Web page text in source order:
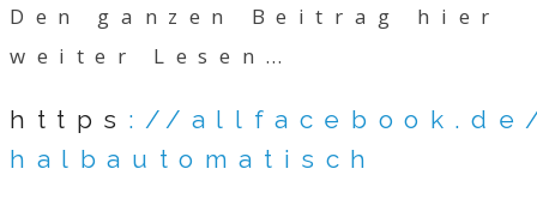
Den ganzen Beitrag hier
weiter Lesen…
https ://
halbautomatisch